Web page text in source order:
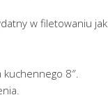
w filetowaniu jak
8″.